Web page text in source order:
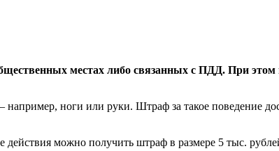
местах либо связанных с ПДД. При этом
ноги или руки. Штраф за такое поведение
действия можно получить штраф в размере 5 тыс.